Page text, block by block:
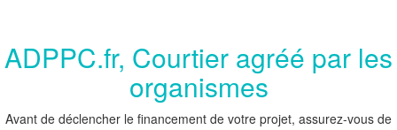
ADPPC.fr, Courtier agréé par les
organismes
Avant de déclencher le financement de votre projet, assurez-vous de